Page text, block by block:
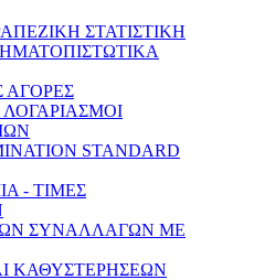
ΣΤΑΤΙΣΤΙΚΗ
ΑΓΟΡΕΣ
STANDARD
- ΤΙΜΕΣ
ΣΥΝΑΛΛΑΓΩΝ ΜΕ
ΚΑΘΥΣΤΕΡΗΣΕΩΝ